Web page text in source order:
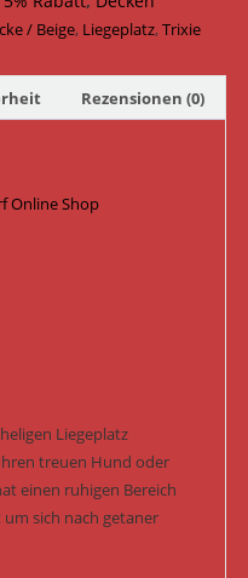
/ Beige, Liegeplatz,Trixie
Rezensionen (0)
Online Shop
Liegeplatz
treuen Hund oder
einen ruhigen Bereich
sich nach getaner